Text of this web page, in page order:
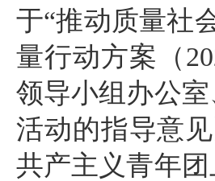
于“推动质量社
量行动方案（
领导小组办公
活动的指导意
共产主义青年